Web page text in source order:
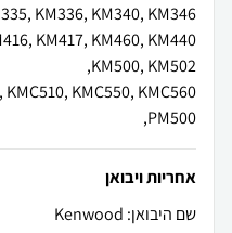
PM500,
אחריות ויבואן
שם היבואן: Kenwood